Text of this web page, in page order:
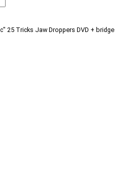
25 Tricks Jaw Droppers DVD + bridge